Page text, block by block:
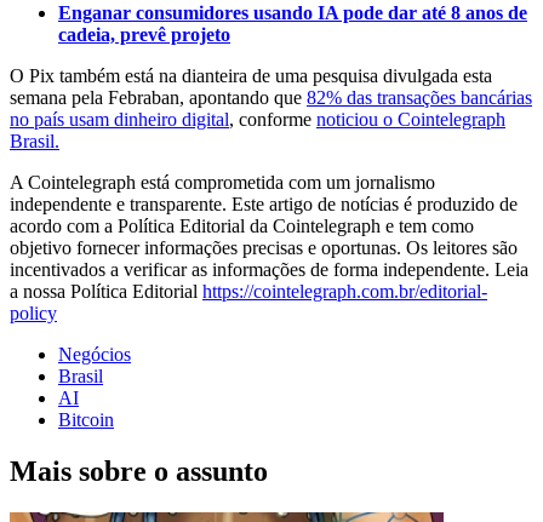
Enganar consumidores usando IA pode dar até 8 anos de
cadeia, prevê projeto
O Pix também está na dianteira de uma pesquisa divulgada esta
semana pela Febraban, apontando que 82% das transações bancárias
no país usam dinheiro digital, conforme noticiou o Cointelegraph
Brasil.
A Cointelegraph está comprometida com um jornalismo
independente e transparente. Este artigo de notícias é produzido de
acordo com a Política Editorial da Cointelegraph e tem como
objetivo fornecer informações precisas e oportunas. Os leitores são
incentivados a verificar as informações de forma independente. Leia
a nossa Política Editorial https://cointelegraph.com.br/editorial-
policy
Negócios
Brasil
AI
Bitcoin
Mais sobre o assunto